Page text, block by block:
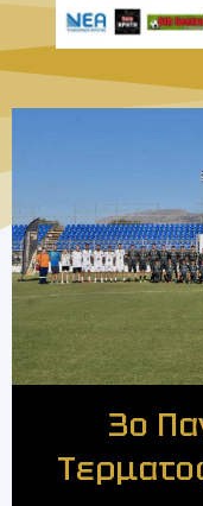
3ο